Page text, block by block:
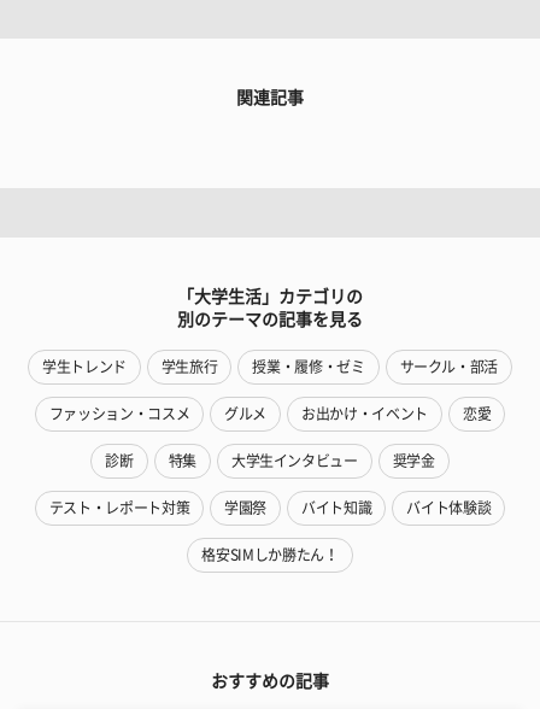
関連記事
「大学生活」カテゴリの
別のテーマの記事を見る
学生トレンド 学生旅行 授業・履修・ゼミ サークル・部活
ファッション・コスメ グルメ お出かけ・イベント 恋愛
診断 特集 大学生インタビュー 奨学金
テスト・レポート対策 学園祭 バイト知識 バイト体験談
格安SIMしか勝たん！
おすすめの記事